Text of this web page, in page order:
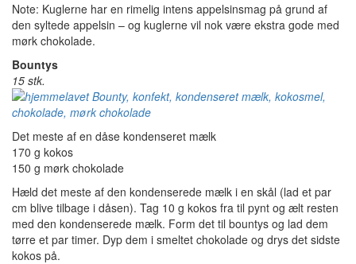
Note: Kuglerne har en rimelig intens appelsinsmag på grund af
den syltede appelsin – og kuglerne vil nok være ekstra gode med
mørk chokolade.
Bountys
15 stk.
Det meste af en dåse kondenseret mælk
170 g kokos
150 g mørk chokolade
Hæld det meste af den kondenserede mælk i en skål (lad et par
cm blive tilbage i dåsen). Tag 10 g kokos fra til pynt og ælt resten
med den kondenserede mælk. Form det til bountys og lad dem
tørre et par timer. Dyp dem i smeltet chokolade og drys det sidste
kokos på.